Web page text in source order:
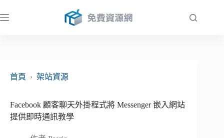
至
首頁
› 架站資源
Facebook 顧客聊天外掛程式將 Messenger 嵌入網站
提供即時通訊教學